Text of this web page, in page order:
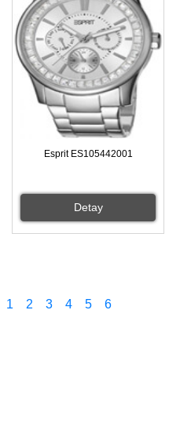
Esprit ES105442001
Detay
1 2 3 4 5 6